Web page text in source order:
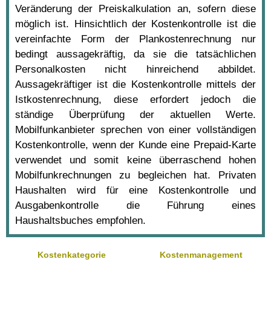
Veränderung der Preiskalkulation an, sofern diese
möglich ist. Hinsichtlich der Kostenkontrolle ist die
vereinfachte Form der Plankostenrechnung nur
bedingt aussagekräftig, da sie die tatsächlichen
Personalkosten nicht hinreichend abbildet.
Aussagekräftiger ist die Kostenkontrolle mittels der
Istkostenrechnung, diese erfordert jedoch die
ständige Überprüfung der aktuellen Werte.
Mobilfunkanbieter sprechen von einer vollständigen
Kostenkontrolle, wenn der Kunde eine Prepaid-Karte
verwendet und somit keine überraschend hohen
Mobilfunkrechnungen zu begleichen hat. Privaten
Haushalten wird für eine Kostenkontrolle und
Ausgabenkontrolle die Führung eines
Haushaltsbuches empfohlen.
Kostenkategorie Kostenmanagement